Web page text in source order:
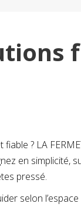
fiable ? LA
en
pressé.
selon